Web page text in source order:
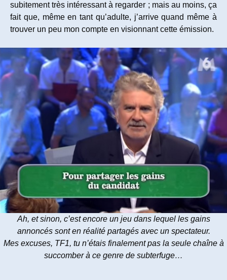
subitement très intéressant à regarder ; mais au moins, ça
fait que, même en tant qu’adulte, j’arrive quand même à
trouver un peu mon compte en visionnant cette émission.
Ah, et sinon, c’est encore un jeu dans lequel les gains
annoncés sont en réalité partagés avec un spectateur.
Mes excuses, TF1, tu n’étais finalement pas la seule chaîne à
succomber à ce genre de subterfuge…